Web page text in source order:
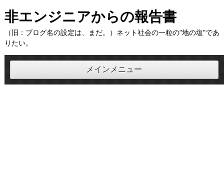
コ
ン
テ
ン
ツ
ス
非エンジニアからの報告書
（旧：ブログ名の設定は、まだ。）ネット社会の一粒の"地の塩"であ
りたい。
メインメニュー